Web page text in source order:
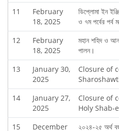
11
February
18, 2025
ডিপ্লোমা ইন
ও ৭ম পর্বের পর্ব
12
February
18, 2025
মহান শহিদ ও
পালন।
13
January 30,
2025
Closure of
14
January 27,
2025
Closure of
Holy Shab-
15
December
২০২৪-২৫ অর্থ